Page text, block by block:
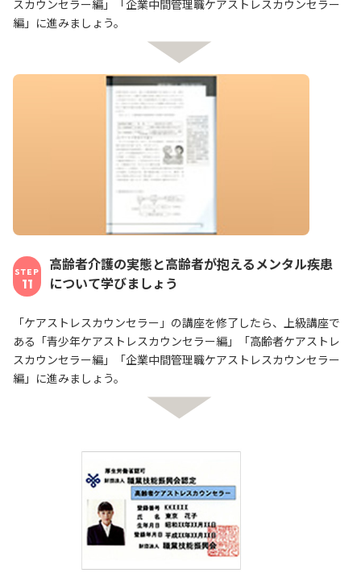
スカウンセラー編」「企業中間管理職ケアストレスカウンセラー
編」に進みましょう。
STEP
11
高齢者介護の実態と高齢者が抱えるメンタル疾患
について学びましょう
「ケアストレスカウンセラー」の講座を修了したら、上級講座で
ある「青少年ケアストレスカウンセラー編」「高齢者ケアストレ
スカウンセラー編」「企業中間管理職ケアストレスカウンセラー
編」に進みましょう。